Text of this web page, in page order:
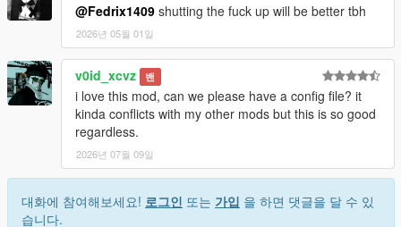
@Fedrix1409 shutting the fuck up will be better tbh
2026년 05월 01일
v0id_xcvz 밴
i love this mod, can we please have a config file? it
kinda conflicts with my other mods but this is so good
regardless.
2026년 07월 09일
대화에 참여해보세요! 로그인 또는 가입 을 하면 댓글을 달 수 있
습니다.